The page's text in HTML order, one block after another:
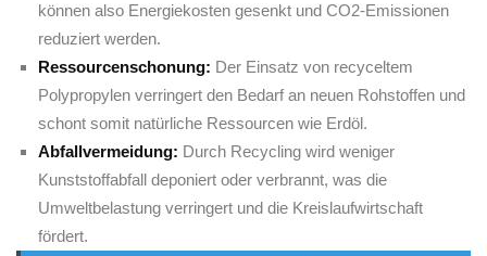
können also Energiekosten gesenkt und CO2-Emissionen
reduziert werden.
Ressourcenschonung: Der Einsatz von⁤ recyceltem
Polypropylen verringert ⁣den‌ Bedarf an neuen Rohstoffen und
schont somit natürliche ⁢Ressourcen wie ‍Erdöl.
Abfallvermeidung: ​Durch Recycling wird weniger
Kunststoffabfall deponiert oder verbrannt, was die
Umweltbelastung verringert und⁣ die Kreislaufwirtschaft
fördert.